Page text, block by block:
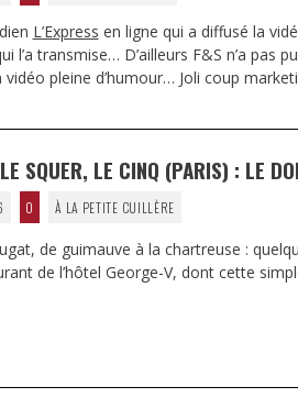
L’Express en ligne qui a diffusé la
l’a transmise… D’ailleurs F&S n’a pas
pleine d’humour… Joli coup
SQUER, LE CINQ (PARIS) : LE
0 À LA PETITE CUILLÈRE
de guimauve à la chartreuse :
de l’hôtel George-V, dont cette